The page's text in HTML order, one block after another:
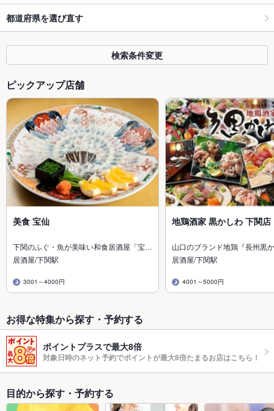
都道府県を選び直す
検索条件変更
ピックアップ店舗
美食 宝仙
下関のふぐ・魚が美味い和食居酒屋「宝…
居酒屋/下関駅
3001～4000円
地鶏酒家 黒かしわ 下関店
山口のブランド地鶏『長州黒
居酒屋/下関駅
4001～5000円
お得な特集から探す・予約する
ポイントプラスで最大8倍
対象日時のネット予約でポイントが最大8倍たまるお店はこちら！
目的から探す・予約する